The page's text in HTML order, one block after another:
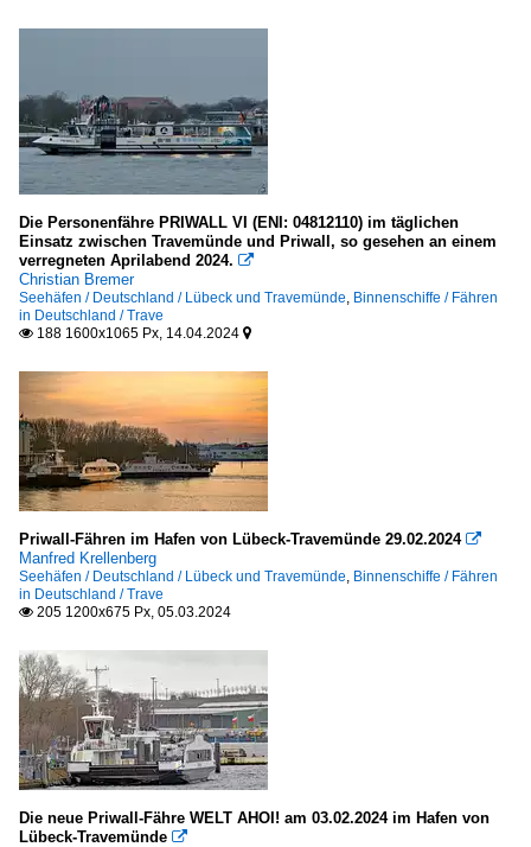
Die Personenfähre PRIWALL VI (ENI: 04812110) im täglichen
Einsatz zwischen Travemünde und Priwall, so gesehen an einem
verregneten Aprilabend 2024. 
Christian Bremer
Seehäfen / Deutschland / Lübeck und Travemünde Binnenschiffe / Fähren
in Deutschland / Trave
 188 1600x1065 Px, 14.04.2024 
Priwall-Fähren im Hafen von Lübeck-Travemünde 29.02.2024 
Manfred Krellenberg
Seehäfen / Deutschland / Lübeck und Travemünde Binnenschiffe / Fähren
in Deutschland / Trave
 205 1200x675 Px, 05.03.2024
Die neue Priwall-Fähre WELT AHOI! am 03.02.2024 im Hafen von
Lübeck-Travemünde 